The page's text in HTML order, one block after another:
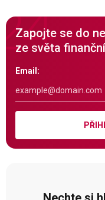
Zapojte se do
ze světa
Email: